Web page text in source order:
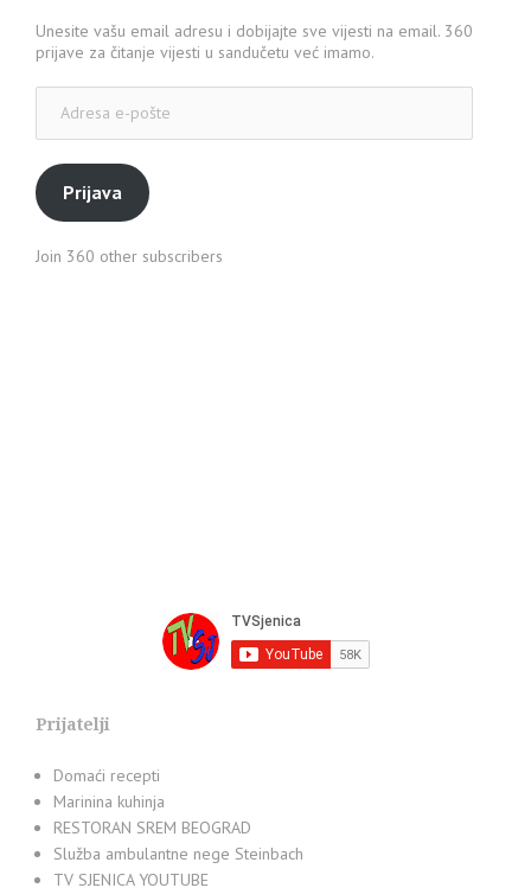
Unesite vašu email adresu i dobijajte sve vijesti na email. 360
prijave za čitanje vijesti u sandučetu već imamo.
pošte
Prijava
Join 360 other subscribers
Prijatelji
Domaći recepti
Marinina kuhinja
RESTORAN SREM BEOGRAD
Služba ambulantne nege Steinbach
TV SJENICA YOUTUBE